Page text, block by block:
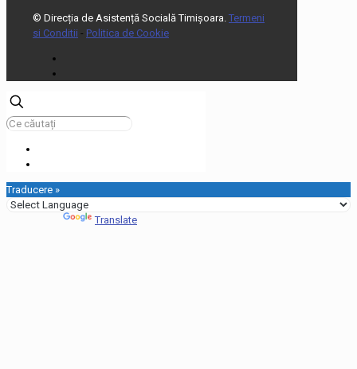
© Direcția de Asistență Socială Timișoara. Termeni
si Conditii - Politica de Cookie
Traducere »
Translate